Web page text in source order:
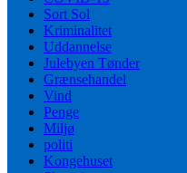
Sort Sol
Kriminalitet
Uddannelse
Julebyen Tønder
Grænsehandel
Vind
Penge
Miljø
politi
Kongehuset